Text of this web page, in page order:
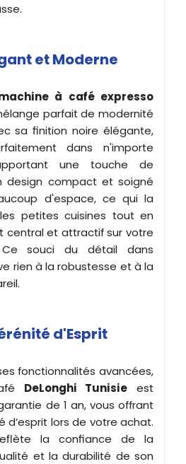
et Moderne
à café expresso
parfait de modernité
sa finition noire élégante,
dans n'importe
une touche de
design compact et soigné
d'espace, ce qui la
petites cuisines tout en
central et attractif sur votre
souci du détail dans
rien à la robustesse et à la
d'Esprit
fonctionnalités avancées,
DeLonghi Tunisie est
de 1 an, vous offrant
d’esprit lors de votre achat.
la confiance de la
et la durabilité de son